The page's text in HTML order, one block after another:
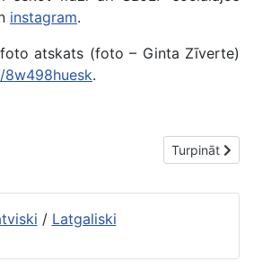
instagram.
atskats (foto – Ginta Zīverte)
.
Rēzeknes akadēmijā notiks Zinātnieku
Nākamais
Turpināt
/ Latgaliski